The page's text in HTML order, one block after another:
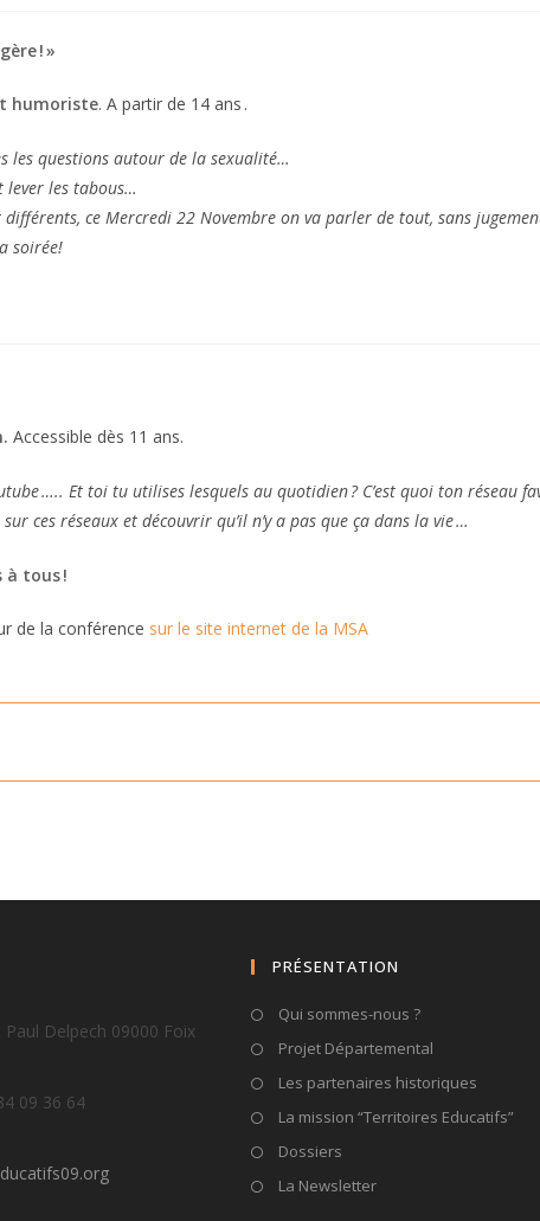
! »
humoriste. A partir de 14 ans .
les questions autour de la sexualité…
lever les tabous…
ce Mercredi 22 Novembre on va parler de tout, sans
soirée!
Accessible dès 11 ans.
….. Et toi tu utilises lesquels au quotidien ? C’est quoi ton réseau
ces réseaux et découvrir qu’il n’y a pas que ça dans la vie …
à tous !
de la conférence sur le site internet de la MSA
Delpech 09000 Foix
09 36 64
S’ouvre
PRÉSENTATION
Qui sommes-nous ?
Projet Départemental
Les partenaires historiques
La mission “Territoires Educatifs”
Dossiers
La Newsletter